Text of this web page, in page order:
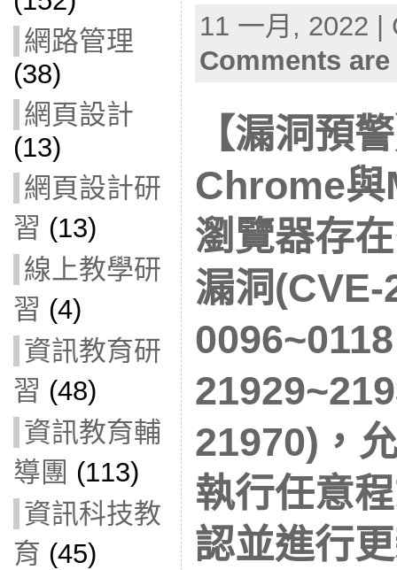
網路管理
(38)
網頁設計
(13)
網頁設計研
習 (13)
線上教學研
習 (4)
資訊教育研
習 (48)
資訊教育輔
導團 (113)
資訊科技教
育 (45)
11 一月, 2022
Comments
【漏洞預
Chrome
瀏覽器存
漏洞(CVE-
21970)，
執行任意
認並進行